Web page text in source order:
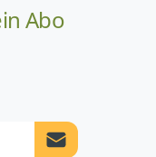
Abo
Newsletter